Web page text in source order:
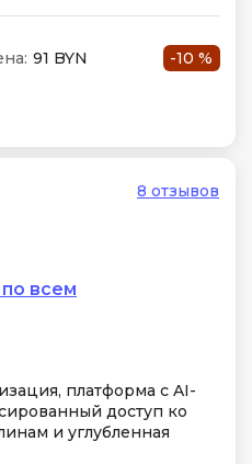
91 BYN -10 %
8 отзывов
всем
платформа с AI-
доступ ко
и углубленная